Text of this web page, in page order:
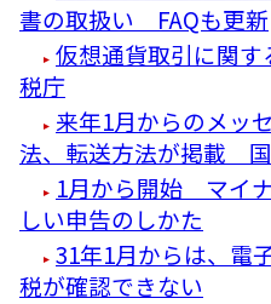
書の取扱い FAQも更新
仮想通貨取引に関
税庁
来年1月からのメッ
法、転送方法が掲載
1月から開始 マイ
しい申告のしかた
31年1月からは、電
税が確認できない